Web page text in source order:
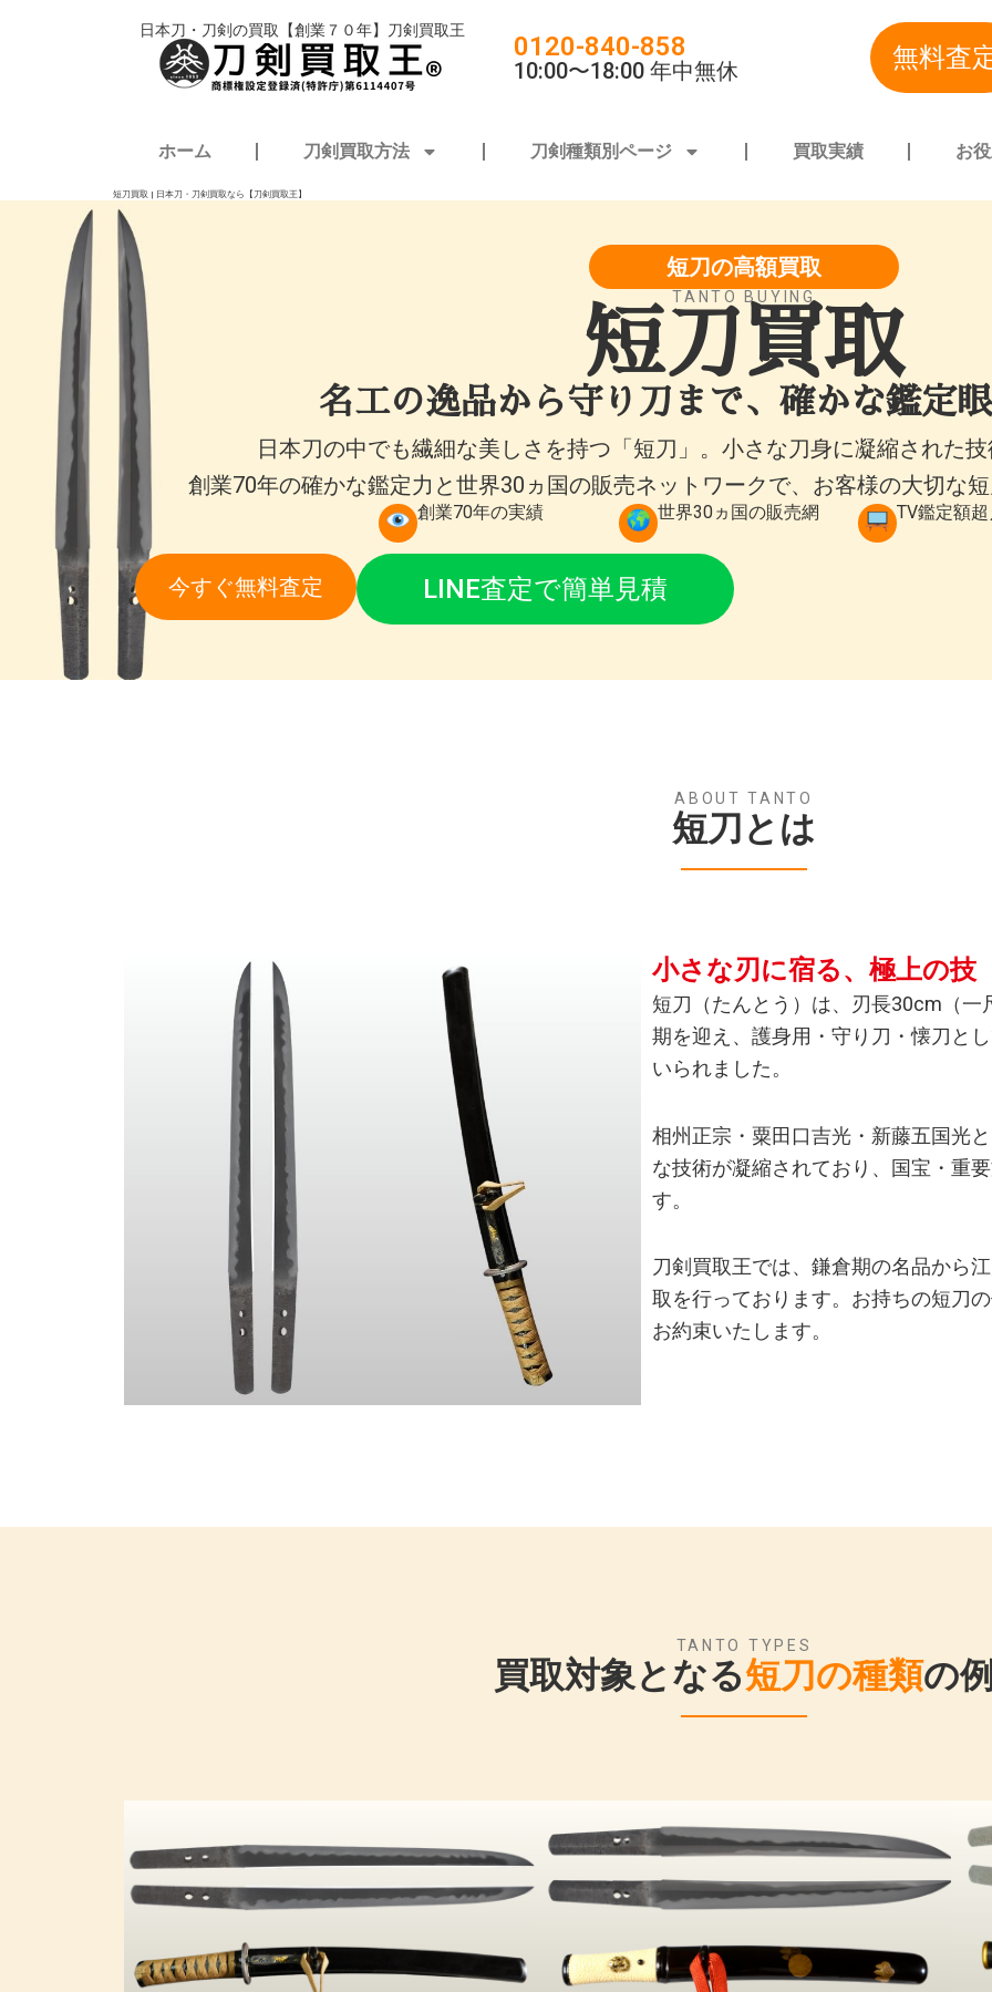
日本刀・刀剣の買取【創業７０年】刀剣買取王
0120-840-858
10:00〜18:00 年中無休 無料査
ホーム 刀剣買取方法 刀剣種類別ページ 買取実績 お
短刀買取 | 日本刀・刀剣買取なら【刀剣買取王】
短刀の高額買取
TANTO BUYING
短刀買取
名工の逸品から守り刀まで、確かな鑑定
日本刀の中でも繊細な美しさを持つ「短刀」。小さな刀身に凝縮された
創業70年の確かな鑑定力と世界30ヵ国の販売ネットワークで、お客様の大切な
創業70年の実績 世界30ヵ国の販売網 TV鑑定額
今すぐ無料査定 LINE査定で簡単見積
ABOUT TANTO
短刀とは
小さな刃に宿る、極上の技
短刀（たんとう）は、刃長30cm（
期を迎え、護身用・守り刀・懐刀と
いられました。
相州正宗・粟田口吉光・新藤五国光
な技術が凝縮されており、国宝・重
す。
刀剣買取王では、鎌倉期の名品から
取を行っております。お持ちの短刀
お約束いたします。
TANTO TYPES
買取対象となる短刀の種類の